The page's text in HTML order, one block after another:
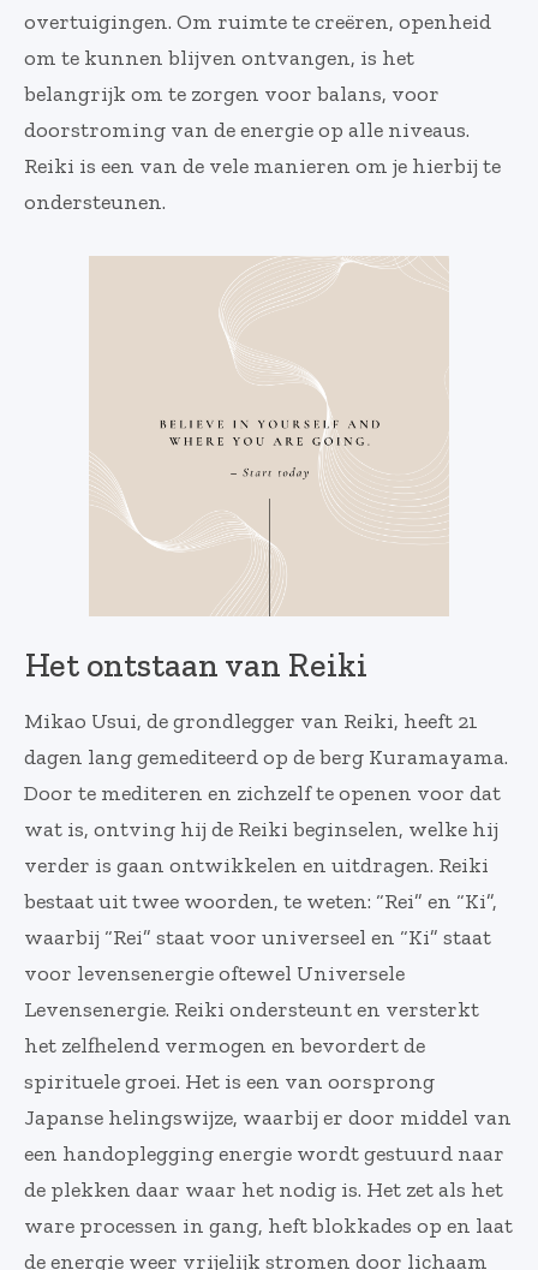
overtuigingen. Om ruimte te creëren, openheid
om te kunnen blijven ontvangen, is het
belangrijk om te zorgen voor balans, voor
doorstroming van de energie op alle niveaus.
Reiki is een van de vele manieren om je hierbij te
ondersteunen.
Het ontstaan van Reiki
Mikao Usui, de grondlegger van Reiki, heeft 21
dagen lang gemediteerd op de berg Kuramayama.
Door te mediteren en zichzelf te openen voor dat
wat is, ontving hij de Reiki beginselen, welke hij
verder is gaan ontwikkelen en uitdragen. Reiki
bestaat uit twee woorden, te weten: “Rei” en “Ki”,
waarbij “Rei” staat voor universeel en “Ki” staat
voor levensenergie oftewel Universele
Levensenergie. Reiki ondersteunt en versterkt
het zelfhelend vermogen en bevordert de
spirituele groei. Het is een van oorsprong
Japanse helingswijze, waarbij er door middel van
een handoplegging energie wordt gestuurd naar
de plekken daar waar het nodig is. Het zet als het
ware processen in gang, heft blokkades op en laat
de energie weer vrijelijk stromen door lichaam